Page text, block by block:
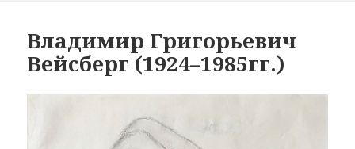
Владимир Григорьевич
Вейсберг (1924–1985гг.)